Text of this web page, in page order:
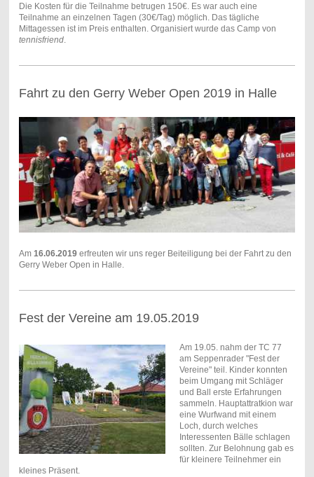
Die Kosten für die Teilnahme betrugen 150€. Es war auch eine
Teilnahme an einzelnen Tagen (30€/Tag) möglich. Das tägliche
Mittagessen ist im Preis enthalten. Organisiert wurde das Camp von
tennisfriend.
Fahrt zu den Gerry Weber Open 2019 in Halle
Am 16.06.2019erfreuten wir uns reger Beiteiligung bei der Fahrt zu den
Gerry Weber Open in Halle.
Fest der Vereine am 19.05.2019
Am 19.05. nahm der TC 77
am Seppenrader "Fest der
Vereine" teil. Kinder konnten
beim Umgang mit Schläger
und Ball erste Erfahrungen
sammeln. Hauptattratkion war
eine Wurfwand mit einem
Loch, durch welches
Interessenten Bälle schlagen
sollten. Zur Belohnung gab es
für kleinere Teilnehmer ein
kleines Präsent.